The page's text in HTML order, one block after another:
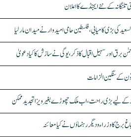
تلنگانہ کے نئے ایجنڈے کا اعلان
کی بڑی کامیابی، فلسطین حامی امیدوار نے میدان مار لیا
برق اور سہیل اقبال کا ذکر، یوگی نے سازش کا کیا دعویٰ
کے سنگین الزامات
کا وزراء و دیگر رہنماؤں نے کیا معائنہ